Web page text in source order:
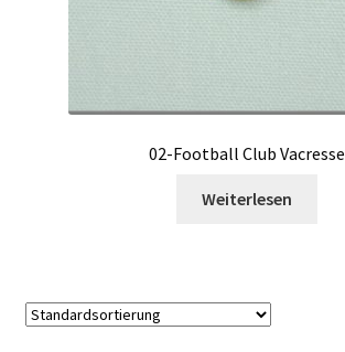
02-Football Club Vacresse
Weiterlesen